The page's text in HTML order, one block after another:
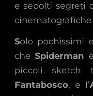
e sepolti segreti
Solo pochissimi
che Spiderman
piccoli
Fantabosco, e l’